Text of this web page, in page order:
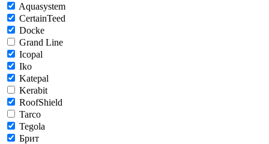
Aquasystem
CertainTeed
Docke
Grand Line
Icopal
Iko
Katepal
Kerabit
RoofShield
Tarco
Tegola
Брит